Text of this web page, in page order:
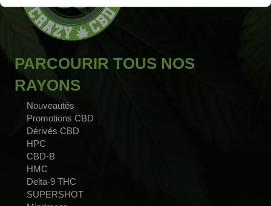
PARCOURIR TOUS NOS
RAYONS
Nouveautés
Promotions CBD
Dérivés CBD
HPC
CBD-B
HMC
Delta-9 THC
SUPERSHOT